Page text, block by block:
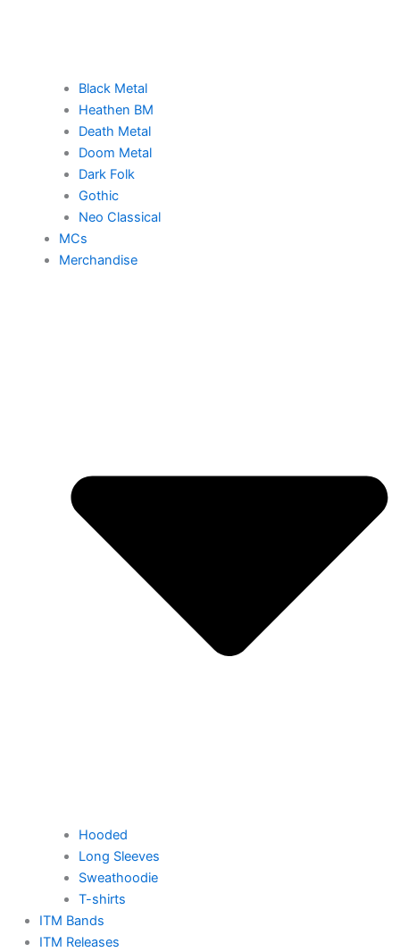
Black Metal
Heathen BM
Death Metal
Doom Metal
Dark Folk
Gothic
Neo Classical
MCs
Merchandise
Hooded
Long Sleeves
Sweathoodie
T-shirts
ITM Bands
ITM Releases